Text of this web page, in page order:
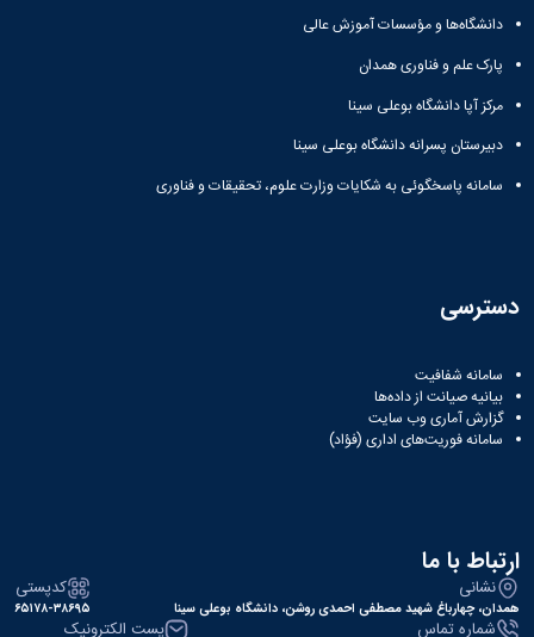
دانشگاه‌ها و مؤسسات آموزش عالی
پارک علم و فناوری همدان
مرکز آپا دانشگاه بوعلی سینا
دبیرستان پسرانه دانشگاه بوعلی سینا
سامانه پاسخگوئی به شکایات وزارت علوم، تحقیقات و فناوری
دسترسی
سامانه شفافیت
بیانیه صیانت از داده‌ها
گزارش آماری وب‌ سایت
سامانه فوریت‌های اداری (فؤاد)
ارتباط با ما
نشانی
همدان، چهارباغ شهید مصطفی احمدی روشن، دانشگاه بوعلی سینا
کدپستی
۶۵۱۷۸-۳۸۶۹۵
شماره تماس پست الکترونیک